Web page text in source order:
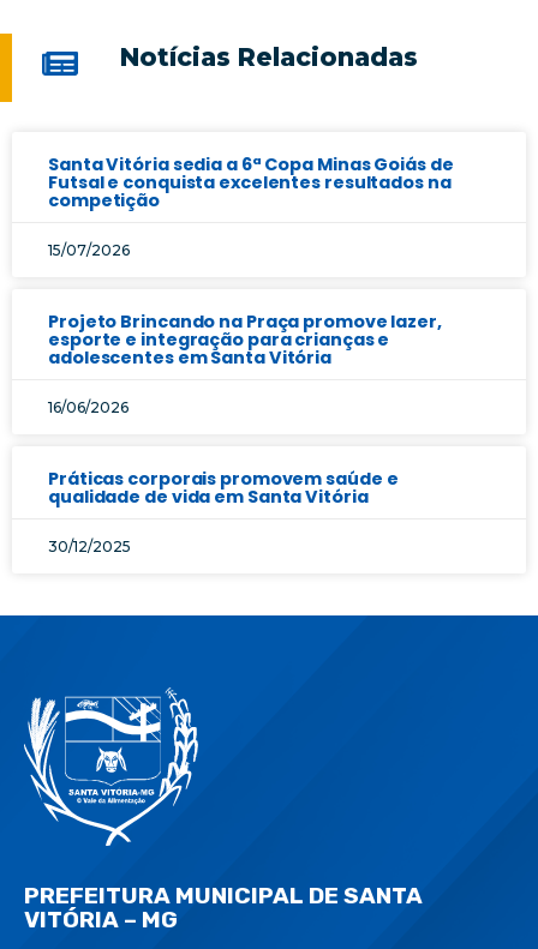
Notícias Relacionadas
Santa Vitória sedia a 6ª Copa Minas Goiás de
Futsal e conquista excelentes resultados na
competição
15/07/2026
Projeto Brincando na Praça promove lazer,
esporte e integração para crianças e
adolescentes em Santa Vitória
16/06/2026
Práticas corporais promovem saúde e
qualidade de vida em Santa Vitória
30/12/2025
PREFEITURA MUNICIPAL DE SANTA
VITÓRIA – MG